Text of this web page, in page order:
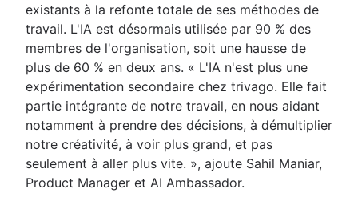
existants à la refonte totale de ses méthodes de
travail. L'IA est désormais utilisée par 90 % des
membres de l'organisation, soit une hausse de
plus de 60 % en deux ans. « L'IA n'est plus une
expérimentation secondaire chez trivago. Elle fait
partie intégrante de notre travail, en nous aidant
notamment à prendre des décisions, à démultiplier
notre créativité, à voir plus grand, et pas
seulement à aller plus vite. », ajoute Sahil Maniar,
Product Manager et AI Ambassador.